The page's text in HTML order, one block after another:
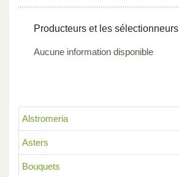
Alstromeria
Asters
Bouquets
Producteurs et les sélectionneurs
Aucune information disponible